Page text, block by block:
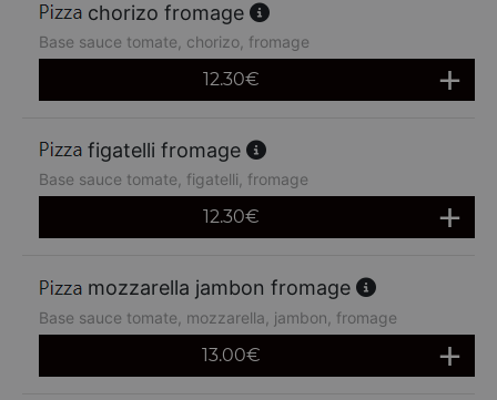
chorizo fromage
Base sauce tomate, chorizo, fromage
12.30€
figatelli fromage
Base sauce tomate, figatelli, fromage
12.30€
mozzarella jambon fromage
Base sauce tomate, mozzarella, jambon, fromage
13.00€